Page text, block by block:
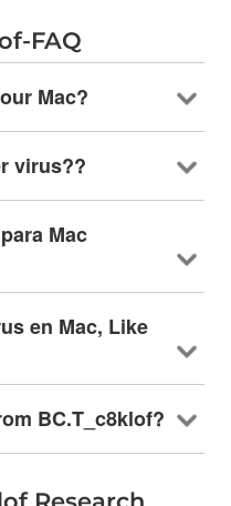
FAQ
Mac?
virus??
Mac
en Mac, Like
BC.T_c8klof?